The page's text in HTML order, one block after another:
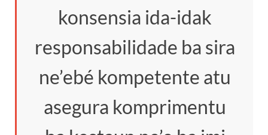
konsensia ida-idak
responsabilidade ba sira
ne’ebé kompetente atu
asegura komprimentu